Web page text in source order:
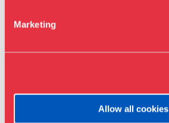
Marketing
Allow all cookies